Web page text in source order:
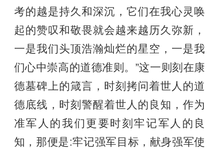
考的越是持久和深沉，它们在我心灵唤
起的赞叹和敬畏就会越来越历久弥新，
一是我们头顶浩瀚灿烂的星空，一是我
们心中崇高的道德准则。”这一则刻在康
德墓碑上的箴言，时刻拷问着世人的道
德底线，时刻警醒着世人的良知，作为
准军人的我们更要时刻牢记军人的良
知，那便是:牢记强军目标，献身强军使